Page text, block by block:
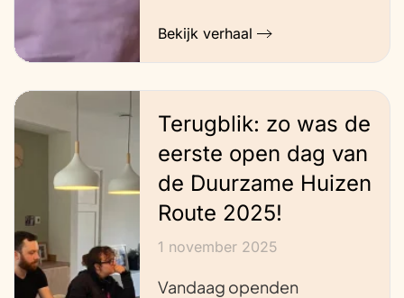
Bekijk verhaal
Terugblik: zo was de
eerste open dag van
de Duurzame Huizen
Route 2025!
1 november 2025
Vandaag openden